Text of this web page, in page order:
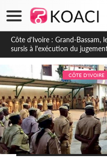
Côte d'Ivoire : Indépendance à
Hôma Viviane Manissan
PND 2026-2030
CÔTE D'IVOIRE